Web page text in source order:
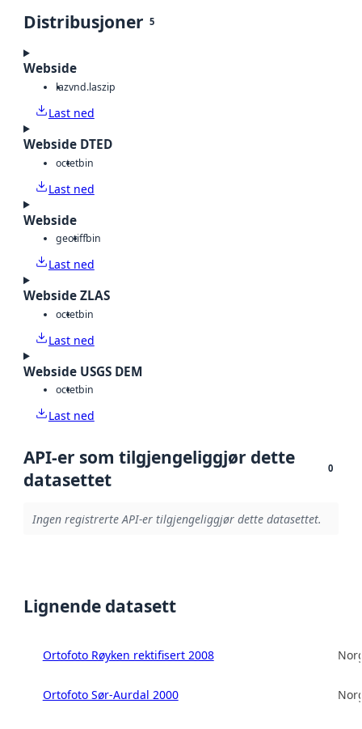
Distribusjoner 5
Webside
lazvnd.laszip
Last ned
Webside DTED
octetbin
Last ned
Webside
geotiffbin
Last ned
Webside ZLAS
octetbin
Last ned
Webside USGS DEM
octetbin
Last ned
API-er som tilgjengeliggjør dette
datasettet
0
Ingen registrerte API-er tilgjengeliggjør dette datasettet.
Lignende datasett
Ortofoto Røyken rektifisert 2008
Ortofoto Sør-Aurdal 2000